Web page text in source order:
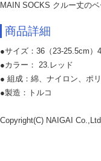
MAIN SOCKS クルー丈の
商品詳細
●サイズ：36（23-25.5cm）
●カラー： 23.レッド
● 組成：綿、ナイロン、ポ
●製造：トルコ
Copyright(C) NAIGAI